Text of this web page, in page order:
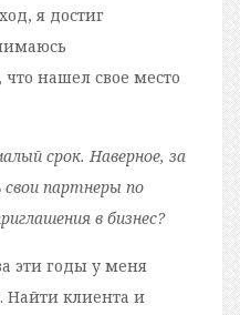
я достиг
нашел свое место
срок. Наверное, за
свои партнеры по
в бизнес?
эти годы у меня
Найти клиента и